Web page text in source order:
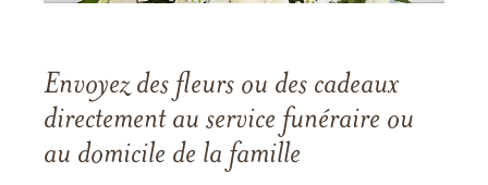
Envoyez des fleurs ou des cadeaux
directement au service funéraire ou
au domicile de la famille